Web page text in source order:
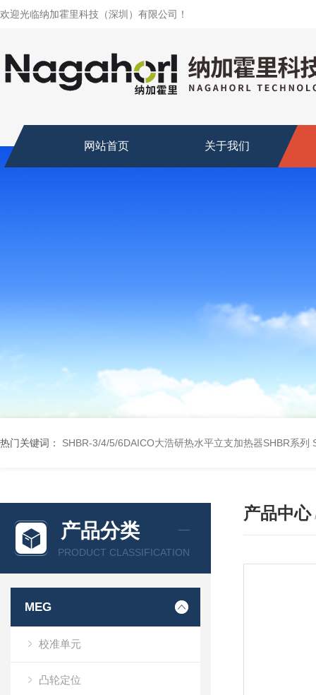
欢迎光临纳加霍里科技（深圳）有限公司！
网站首页 关于我们
热门关键词： SHBR-3/4/5/6DAICO大浩研热水平立支加热器SHBR系列
产品分类
PRODUCT CLASSIFICATION
MEG
校准单元
凸轮定位
产品中心